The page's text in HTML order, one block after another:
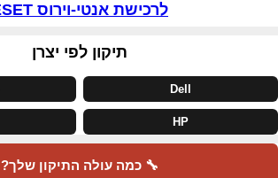
לרכישת אנטי-וירוס ESET
תיקון לפי יצרן
Dell
HP
🔧 כמה עולה התיקון שלך?